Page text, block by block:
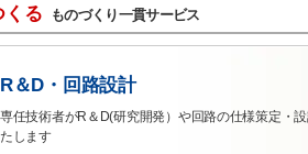
くる ものづくり一貫サービス
R＆D・回路設計
専任技術者がR＆D(研究開発）や回路の仕様策定・
たします